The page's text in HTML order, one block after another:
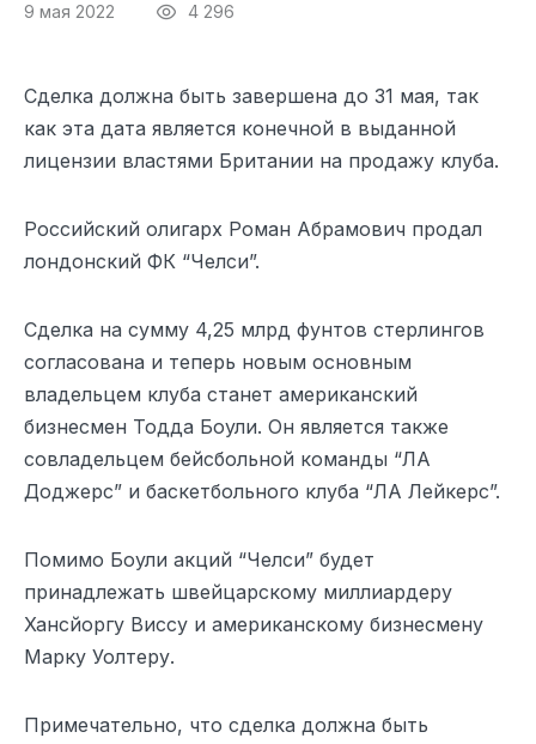
9 мая 2022 4 296
Сделка должна быть завершена до 31 мая, так
как эта дата является конечной в выданной
лицензии властями Британии на продажу клуба.
Российский олигарх Роман Абрамович продал
лондонский ФК “Челси”.
Сделка на сумму 4,25 млрд фунтов стерлингов
согласована и теперь новым основным
владельцем клуба станет американский
бизнесмен Тодда Боули. Он является также
совладельцем бейсбольной команды “ЛА
Доджерс” и баскетбольного клуба “ЛА Лейкерс”.
Помимо Боули акций “Челси” будет
принадлежать швейцарскому миллиардеру
Хансйоргу Виссу и американскому бизнесмену
Марку Уолтеру.
Примечательно, что сделка должна быть